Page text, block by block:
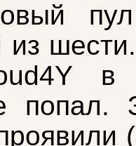
из
в
попал.